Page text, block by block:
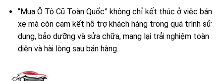
“Mua Ô Tô Cũ Toàn Quốc” không chỉ kết thúc ở việc bán
xe mà còn cam kết hỗ trợ khách hàng trong quá trình sử
dụng, bảo dưỡng và sửa chữa, mang lại trải nghiệm toàn
diện và hài lòng sau bán hàng.